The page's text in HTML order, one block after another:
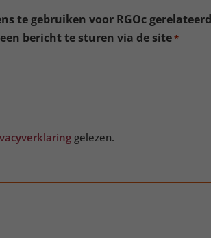
te gebruiken voor RGOc
bericht te sturen via de site*
gelezen.